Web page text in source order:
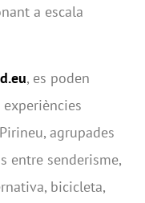
a escala
, es poden
agrupades
entre senderisme,
bicicleta,